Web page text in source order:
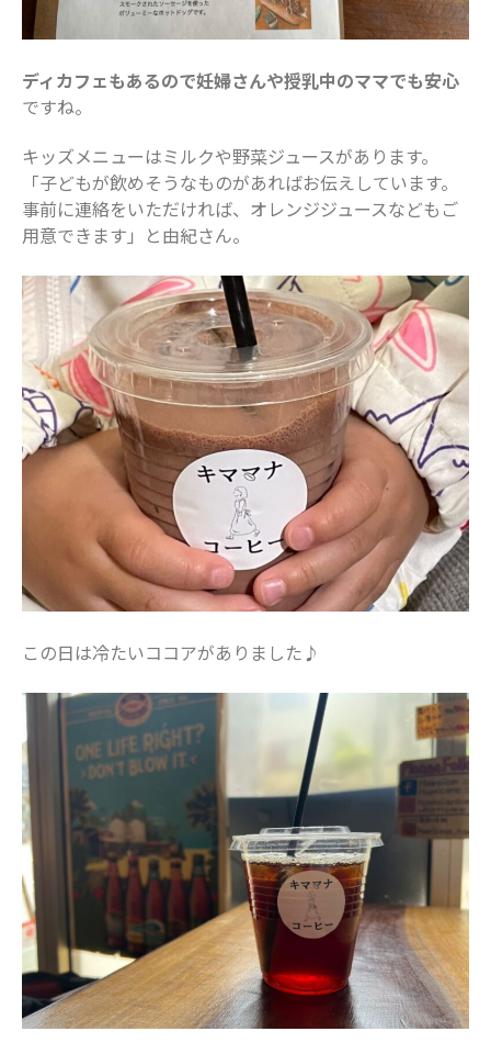
ディカフェもあるので妊婦さんや授乳中のママでも安心
ですね。
キッズメニューはミルクや野菜ジュースがあります。
「子どもが飲めそうなものがあればお伝えしています。
事前に連絡をいただければ、オレンジジュースなどもご
用意できます」と由紀さん。
この日は冷たいココアがありました♪